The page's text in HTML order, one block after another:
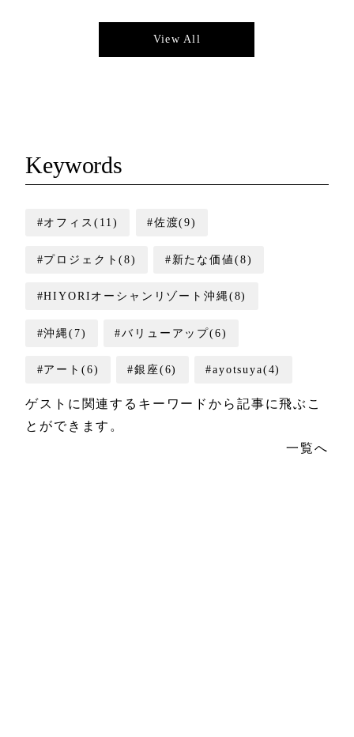
View All
Keywords
#オフィス(11) #佐渡(9)
#プロジェクト(8) #新たな価値(8)
#HIYORIオーシャンリゾート沖縄(8)
#沖縄(7) #バリューアップ(6)
#アート(6) #銀座(6) #ayotsuya(4)
ゲストに関連するキーワードから記事に飛ぶこ
とができます。
一覧へ